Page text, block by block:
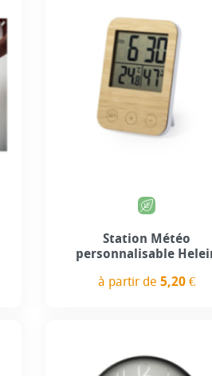
Station Météo
personnalisable
à partir de5,20 €